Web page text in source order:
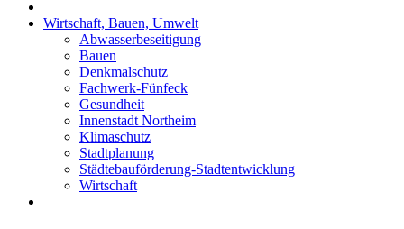
Wirtschaft, Bauen, Umwelt
Abwasserbeseitigung
Bauen
Denkmalschutz
Fachwerk-Fünfeck
Gesundheit
Innenstadt Northeim
Klimaschutz
Stadtplanung
Städtebauförderung-Stadtentwicklung
Wirtschaft